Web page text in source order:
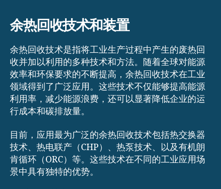
余热回收技术和装置
余热回收技术是指将工业生产过程中产生的废热回
收并加以利用的多种技术和方法。随着全球对能源
效率和环保要求的不断提高，余热回收技术在工业
领域得到了广泛应用。这些技术不仅能够提高能源
利用率，减少能源浪费，还可以显著降低企业的运
行成本和碳排放量。
目前，应用最为广泛的余热回收技术包括热交换器
技术、热电联产（CHP）、热泵技术、以及有机朗
肯循环（ORC）等。这些技术在不同的工业应用场
景中具有独特的优势。